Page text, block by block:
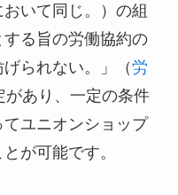
いて同じ。）の組
る旨の労働協約の
られない。」（労
があり、一定の条件
ユニオンショップ
が可能です。